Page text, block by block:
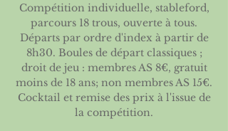
Compétition individuelle, stableford,
parcours 18 trous, ouverte à tous.
Départs par ordre d'index à partir de
8h30. Boules de départ classiques ;
droit de jeu : membres AS 8€, gratuit
moins de 18 ans; non membres AS 15€.
Cocktail et remise des prix à l'issue de